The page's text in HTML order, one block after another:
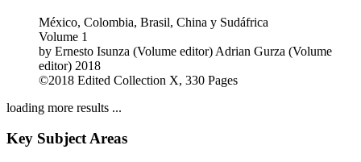
México, Colombia, Brasil, China y Sudáfrica
Volume 1
by Ernesto Isunza (Volume editor) Adrian Gurza (Volume
editor) 2018
©2018 Edited Collection X, 330 Pages
loading more results ...
Key Subject Areas